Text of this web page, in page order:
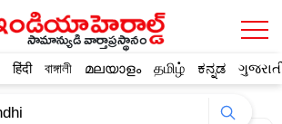
సామాన్యుడి వార్తాప్రస్థానం
हिंदी বাঙ্গালী മലയാളം தமிழ் ಕನ್ನಡ